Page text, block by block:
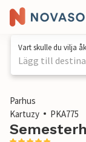
Vart skulle du vilja
Lägg till
1 / 22
Parhus
Kartuzy
PKA775